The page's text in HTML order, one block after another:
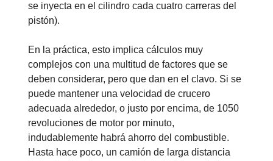
se inyecta en el cilindro cada cuatro carreras del
pistón).
En la práctica, esto implica cálculos muy
complejos con una multitud de factores que se
deben considerar, pero que dan en el clavo. Si se
puede mantener una velocidad de crucero
adecuada alrededor, o justo por encima, de 1050
revoluciones de motor por minuto,
indudablemente habrá ahorro del combustible.
Hasta hace poco, un camión de larga distancia